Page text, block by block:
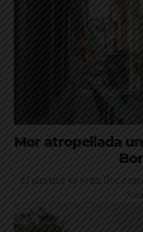
Mor atropellada
El sinistre va tenir lloc